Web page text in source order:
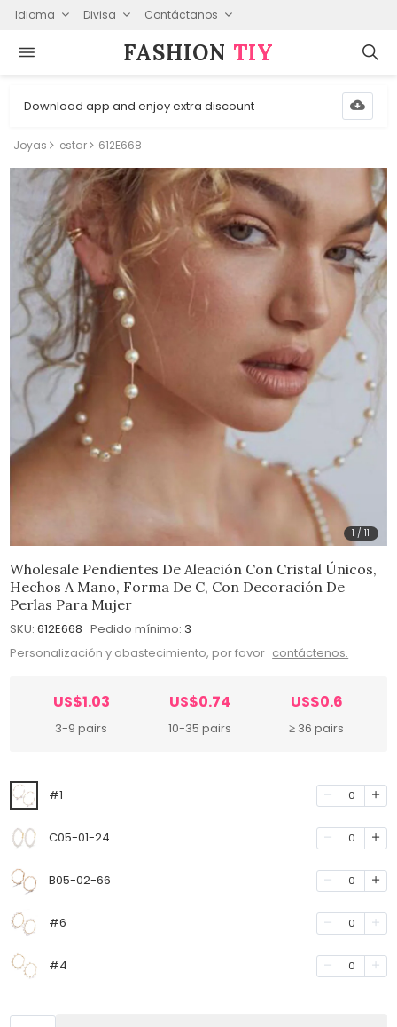
Idioma Divisa Contáctanos
FASHION⁠ TIY
Download app and enjoy extra discount
Joyas estar 612E668
1 /11
Wholesale Pendientes De Aleación Con Cristal Únicos,
Hechos A Mano, Forma De C, Con Decoración De
Perlas Para Mujer
SKU: 612E668 Pedido mínimo: 3
Personalización y abastecimiento, por favor contáctenos.
US$1.03
3-9 pairs
US$0.74
10-35 pairs
US$0.6
≥ 36 pairs
#1 0
C05-01-24 0
B05-02-66 0
#6 0
#4 0